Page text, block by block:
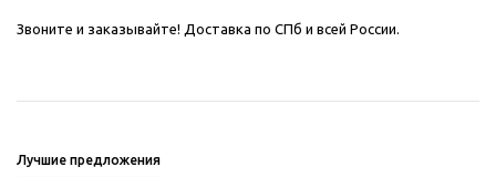
Звоните и заказывайте! Доставка по СПб и всей России.
Лучшие предложения